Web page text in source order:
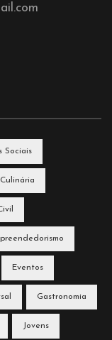
Sociais
Culinária
Eventos
Gastronomia
Jovens